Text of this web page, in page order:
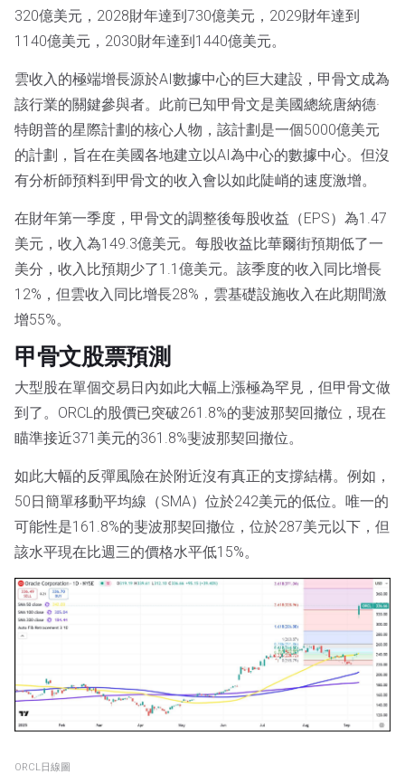
320億美元，2028財年達到730億美元，2029財年達到
1140億美元，2030財年達到1440億美元。
雲收入的極端增長源於AI數據中心的巨大建設，甲骨文成為
該行業的關鍵參與者。此前已知甲骨文是美國總統唐納德·
特朗普的星際計劃的核心人物，該計劃是一個5000億美元
的計劃，旨在在美國各地建立以AI為中心的數據中心。但沒
有分析師預料到甲骨文的收入會以如此陡峭的速度激增。
在財年第一季度，甲骨文的調整後每股收益（EPS）為1.47
美元，收入為149.3億美元。每股收益比華爾街預期低了一
美分，收入比預期少了1.1億美元。該季度的收入同比增長
12%，但雲收入同比增長28%，雲基礎設施收入在此期間激
增55%。
甲骨文股票預測
大型股在單個交易日內如此大幅上漲極為罕見，但甲骨文做
到了。ORCL的股價已突破261.8%的斐波那契回撤位，現在
瞄準接近371美元的361.8%斐波那契回撤位。
如此大幅的反彈風險在於附近沒有真正的支撐結構。例如，
50日簡單移動平均線（SMA）位於242美元的低位。唯一的
可能性是161.8%的斐波那契回撤位，位於287美元以下，但
該水平現在比週三的價格水平低15%。
ORCL日線圖